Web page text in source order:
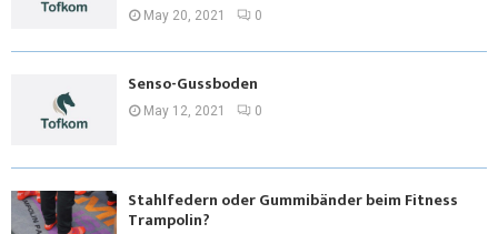
May 20, 2021 0
Senso-Gussboden
May 12, 2021 0
Stahlfedern oder Gummibänder beim Fitness
Trampolin?